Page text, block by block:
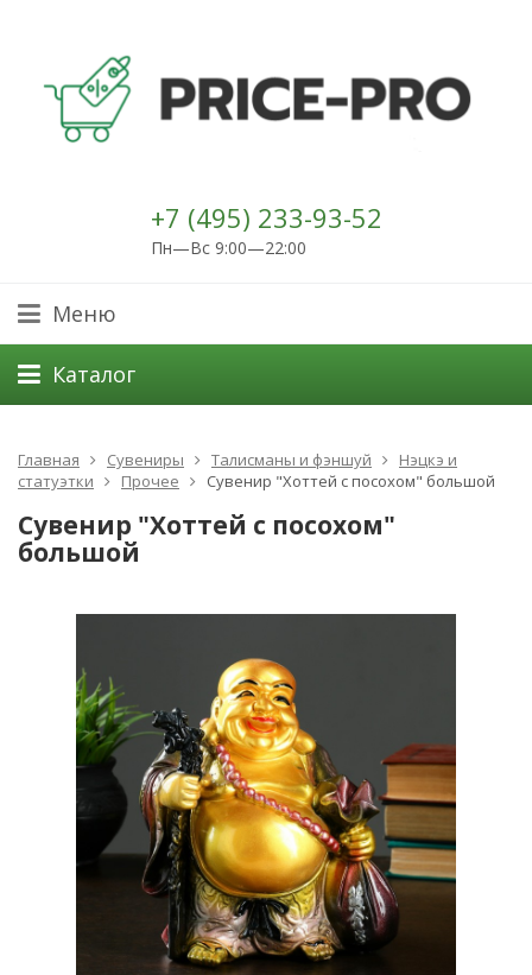
+7 (495) 233-93-52
Пн—Вс 9:00—22:00
Меню
Каталог
Главная Сувениры Талисманы и фэншуй
Нэцкэ и
статуэтки
Прочее Сувенир "Хоттей с посохом" большой
Сувенир "Хоттей с посохом"
большой